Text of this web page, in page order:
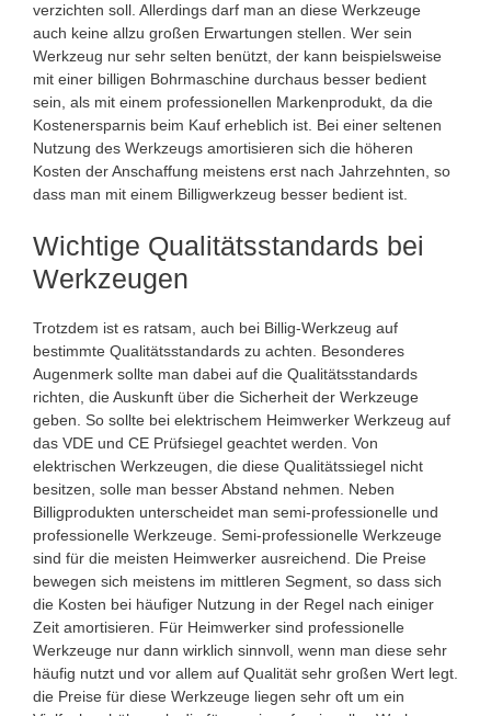
verzichten soll. Allerdings darf man an diese Werkzeuge
auch keine allzu großen Erwartungen stellen. Wer sein
Werkzeug nur sehr selten benützt, der kann beispielsweise
mit einer billigen Bohrmaschine durchaus besser bedient
sein, als mit einem professionellen Markenprodukt, da die
Kostenersparnis beim Kauf erheblich ist. Bei einer seltenen
Nutzung des Werkzeugs amortisieren sich die höheren
Kosten der Anschaffung meistens erst nach Jahrzehnten, so
dass man mit einem Billigwerkzeug besser bedient ist.
Wichtige Qualitätsstandards bei
Werkzeugen
Trotzdem ist es ratsam, auch bei Billig-Werkzeug auf
bestimmte Qualitätsstandards zu achten. Besonderes
Augenmerk sollte man dabei auf die Qualitätsstandards
richten, die Auskunft über die Sicherheit der Werkzeuge
geben. So sollte bei elektrischem Heimwerker Werkzeug auf
das VDE und CE Prüfsiegel geachtet werden. Von
elektrischen Werkzeugen, die diese Qualitätssiegel nicht
besitzen, solle man besser Abstand nehmen. Neben
Billigprodukten unterscheidet man semi-professionelle und
professionelle Werkzeuge. Semi-professionelle Werkzeuge
sind für die meisten Heimwerker ausreichend. Die Preise
bewegen sich meistens im mittleren Segment, so dass sich
die Kosten bei häufiger Nutzung in der Regel nach einiger
Zeit amortisieren. Für Heimwerker sind professionelle
Werkzeuge nur dann wirklich sinnvoll, wenn man diese sehr
häufig nutzt und vor allem auf Qualität sehr großen Wert legt.
die Preise für diese Werkzeuge liegen sehr oft um ein